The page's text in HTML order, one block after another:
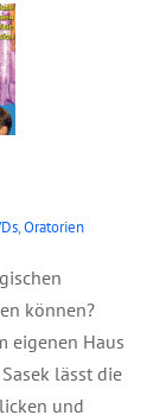
,Oratorien
können?
eigenen Haus
lässt die
und